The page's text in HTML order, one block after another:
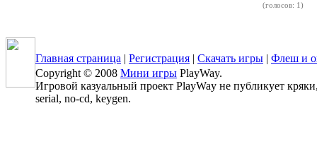
(голосов: 1)
Главная страница | Регистрация | Скачать игры | Флеш и
Copyright © 2008 Мини игры PlayWay.
Игровой казуальный проект PlayWay не публикует
serial, no-cd, keygen.